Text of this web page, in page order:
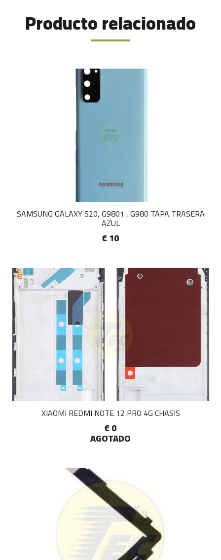
Producto relacionado
SAMSUNG GALAXY S20, G9801 , G980 TAPA TRASERA
AZUL
€ 10
XIAOMI REDMI NOTE 12 PRO 4G CHASIS
€ 0
AGOTADO